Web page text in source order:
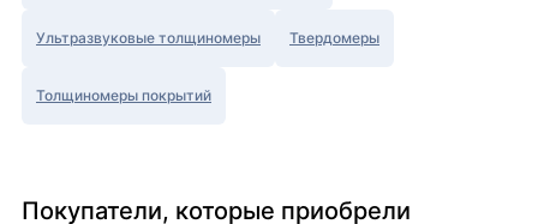
Ультразвуковые толщиномеры Твердомеры
Толщиномеры покрытий
Покупатели, которые приобрели